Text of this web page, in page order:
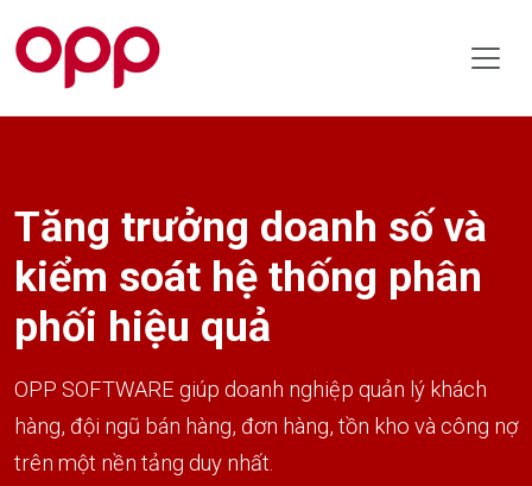
Tăng trưởng doanh số và
kiểm soát hệ thống phân
phối hiệu quả
OPP SOFTWARE giúp doanh nghiệp quản lý khách
hàng, đội ngũ bán hàng, đơn hàng, tồn kho và công nợ
trên một nền tảng duy nhất.